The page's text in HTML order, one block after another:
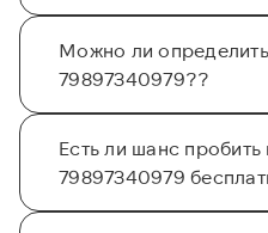
Можно ли
79897340979??
Есть ли шанс
79897340979